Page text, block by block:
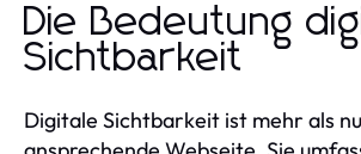
Die Bedeutung
Sichtbarkeit
Digitale Sichtbarkeit ist mehr als